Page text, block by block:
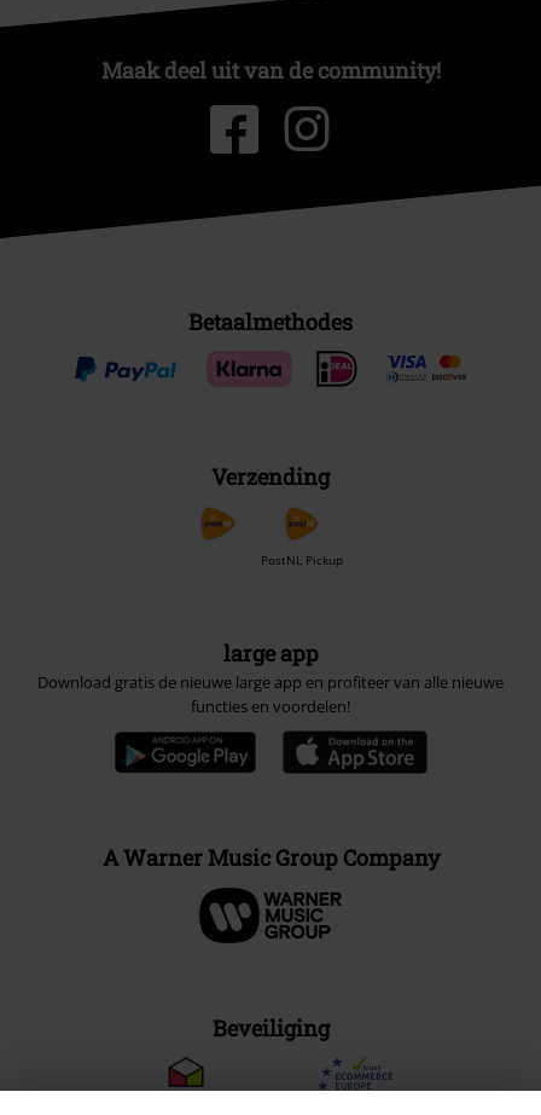
Maak deel uit van de community!
Betaalmethodes
Verzending
PostNL Pickup
large app
Download gratis de nieuwe large app en profiteer van alle nieuwe
functies en voordelen!
A Warner Music Group Company
Beveiliging